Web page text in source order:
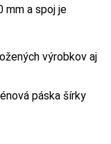
mm a spoj je
výrobkov aj
páska šírky